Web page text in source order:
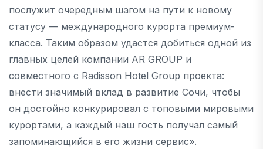
послужит очередным шагом на пути к новому
статусу — международного курорта премиум-
класса. Таким образом удастся добиться одной из
главных целей компании AR GROUP и
совместного с Radisson Hotel Group проекта:
внести значимый вклад в развитие Сочи, чтобы
он достойно конкурировал с топовыми мировыми
курортами, а каждый наш гость получал самый
запоминающийся в его жизни сервис».